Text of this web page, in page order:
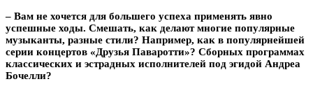
– Вам не хочется для большего успеха применять явно
успешные ходы. Смешать, как делают многие популярные
музыканты, разные стили? Например, как в популярнейшей
серии концертов «Друзья Паваротти»? Сборных программах
классических и эстрадных исполнителей под эгидой Андреа
Бочелли?